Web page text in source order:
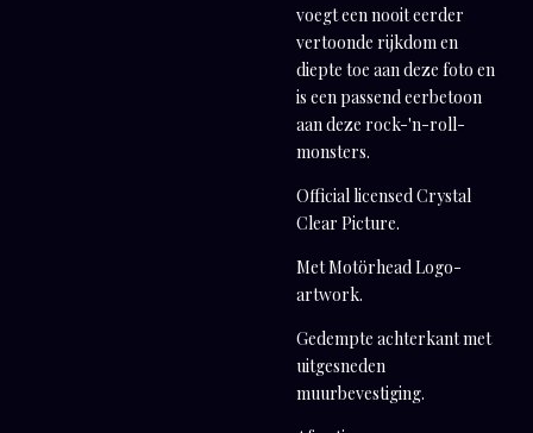
voegt een nooit eerder
vertoonde rijkdom en
diepte toe aan deze foto en
is een passend eerbetoon
aan deze rock-'n-roll-
monsters.
Official licensed Crystal
Clear Picture.
Met Motörhead Logo-
artwork.
Gedempte achterkant met
uitgesneden
muurbevestiging.